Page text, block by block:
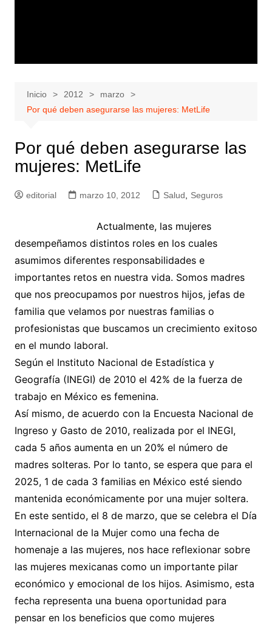
Inicio 2012
marzo
Por qué deben asegurarse las mujeres: MetLife
Por qué deben asegurarse las
mujeres: MetLife
editorial marzo 10, 2012 Salud Seguros
Actualmente, las mujeres
desempeñamos distintos roles en los cuales
asumimos diferentes responsabilidades e
importantes retos en nuestra vida. Somos madres
que nos preocupamos por nuestros hijos, jefas de
familia que velamos por nuestras familias o
profesionistas que buscamos un crecimiento exitoso
en el mundo laboral.
Según el Instituto Nacional de Estadística y
Geografía (INEGI) de 2010 el 42% de la fuerza de
trabajo en México es femenina.
Así mismo, de acuerdo con la Encuesta Nacional de
Ingreso y Gasto de 2010, realizada por el INEGI,
cada 5 años aumenta en un 20% el número de
madres solteras. Por lo tanto, se espera que para el
2025, 1 de cada 3 familias en México esté siendo
mantenida económicamente por una mujer soltera.
En este sentido, el 8 de marzo, que se celebra el Día
Internacional de la Mujer como una fecha de
homenaje a las mujeres, nos hace reflexionar sobre
las mujeres mexicanas como un importante pilar
económico y emocional de los hijos. Asimismo, esta
fecha representa una buena oportunidad para
pensar en los beneficios que como mujeres